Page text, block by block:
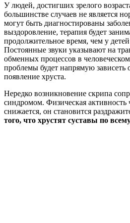
У людей, достигших зрелого
большинстве случаев не является
могут быть диагностированы
выздоровление, терапия будет
продолжительное время, чем у
Постоянные звуки указывают на
обменных процессов в
проблемы будет напрямую
появление хруста.
Нередко возникновение скрипа
синдромом. Физическая активность
снижается, он становится
того, что хрустят суставы по